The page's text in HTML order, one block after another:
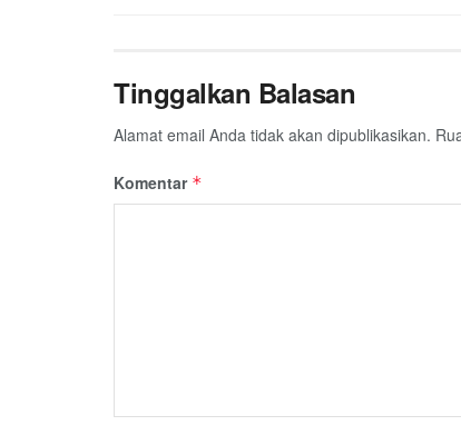
Tinggalkan Balasan
Alamat email Anda tidak akan dipublikasikan.
Komentar *